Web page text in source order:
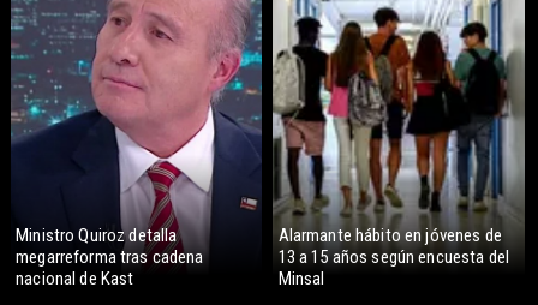
Ministro Quiroz detalla
megarreforma tras cadena
nacional de Kast
Alarmante hábito en jóvenes de
13 a 15 años según encuesta del
Minsal